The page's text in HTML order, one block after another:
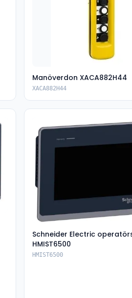
Manöverdon XACA882H44
XACA882H44
Schneider Electric
HMIST6500
HMIST6500